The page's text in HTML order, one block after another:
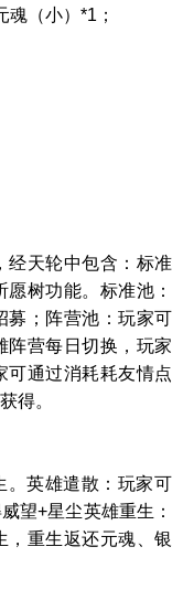
魂 （小） *1；
，经天轮中包含：标准
愿树功能。标准池：
募；阵营池：玩家可
阵营每日切换，玩家
可通过消耗耗友情点
得。
。英雄遣散：玩家可
望+星尘英雄重生：
，重生返还元魂 、银